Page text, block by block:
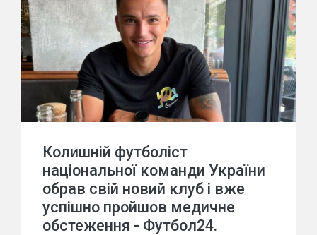
Колишній футболіст
національної команди України
обрав свій новий клуб і вже
успішно пройшов медичне
обстеження - Футбол24.